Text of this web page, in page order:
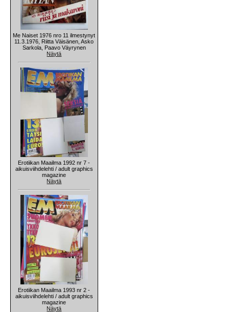
Me Naiset 1976 nro 11 ilmestynyt
11.3.1976, Riitta Väisänen, Asko
Sarkola, Paavo Väyrynen
Näytä
Erotiikan Maailma 1992 nr 7 -
aikuisviihdelehti / adult graphics
magazine
Näytä
Erotiikan Maailma 1993 nr 2 -
aikuisviihdelehti / adult graphics
magazine
Näytä